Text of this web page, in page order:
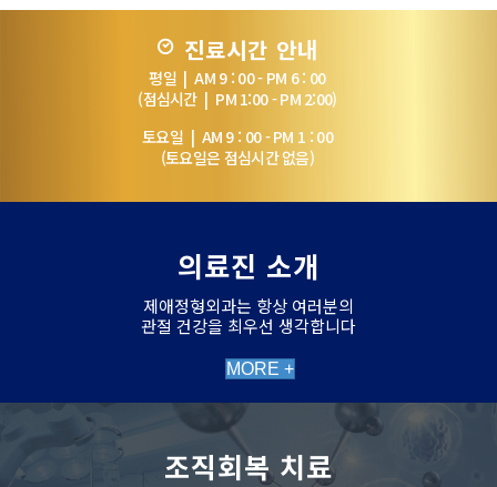
진료시간 안내
평일 | AM 9 : 00 - PM 6 : 00
(점심시간 | PM 1:00 - PM 2:00)
토요일 | AM 9 : 00 - PM 1 : 00
(토요일은 점심시간 없음)
의료진 소개
제애정형외과는 항상 여러분의
관절 건강을 최우선 생각합니다
MORE +
조직회복 치료